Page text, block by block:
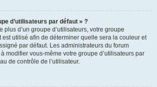
d’utilisateurs par défaut » ?
plus d’un groupe d’utilisateurs, votre groupe
est utilisé afin de déterminer quelle sera la couleur et
par défaut. Les administrateurs du forum
modifier vous-même votre groupe d’utilisateurs par
de contrôle de l’utilisateur.